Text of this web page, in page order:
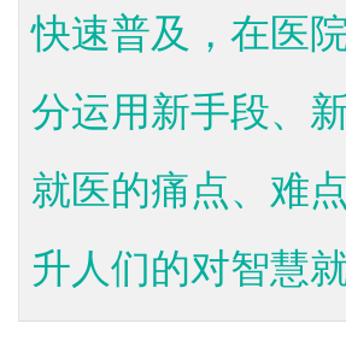
快速普及，在医
分运用新手段、
就医的痛点、难
升人们的对智慧